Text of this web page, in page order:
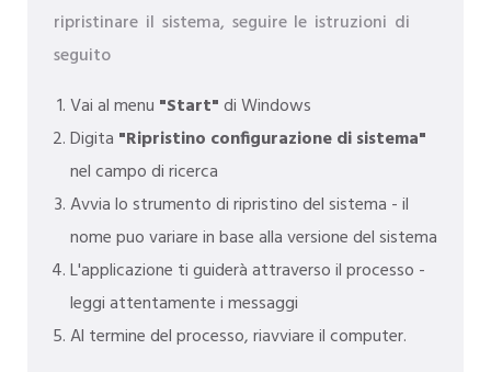
ripristinare il sistema, seguire le istruzioni di
seguito
Vai al menu "Start"di Windows
Digita "Ripristino configurazione di sistema"
nel campo di ricerca
Avvia lo strumento di ripristino del sistema - il
nome puo variare in base alla versione del sistema
L'applicazione ti guiderà attraverso il processo -
leggi attentamente i messaggi
Al termine del processo, riavviare il computer.